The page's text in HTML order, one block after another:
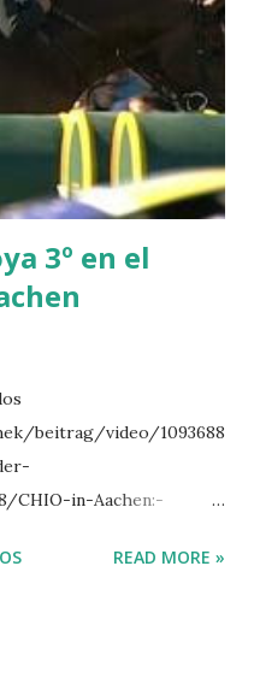
LATE NIGHT -LEVY 2 K
STUDY - HOUGH 4
-GULLIKSEN 6
111 -MOYA 8
–CORDON 10 SELDANA
Triunfal... el ganador
honor
3º en el
beitrag/video/1093688
CHIO-in-Aachen:-
READ MORE »